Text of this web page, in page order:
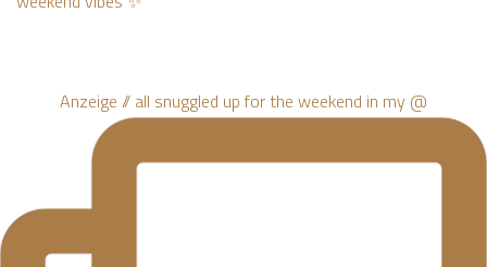
Anzeige // all snuggled up for the weekend in my @